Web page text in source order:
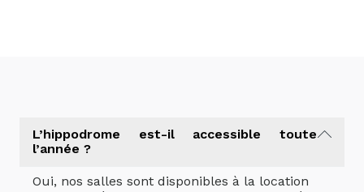
L’hippodrome est-il accessible toute
l’année ?
Oui, nos salles sont disponibles à la location